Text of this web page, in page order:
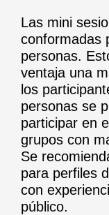
Las mini
conformadas
personas.
ventaja una
los
personas se
participar en
grupos con
Se
para perfiles
con
público.